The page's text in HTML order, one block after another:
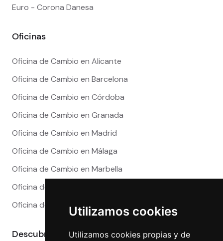
Utilizamos cookies
Utilizamos cookies propias y de
Euro - Corona Danesa
Oficinas
Oficina de Cambio en Alicante
Oficina de Cambio en Barcelona
Oficina de Cambio en Córdoba
Oficina de Cambio en Granada
Oficina de Cambio en Madrid
Oficina de Cambio en Málaga
Oficina de Cambio en Marbella
Oficina de Cambio en Sevilla
Oficina de Cambio en Valencia
Descubre más